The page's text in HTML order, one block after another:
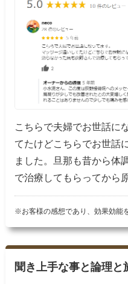
こちらで夫婦でお世話に
てたけどこちらでお世話
ました。旦那も昔から体
で治療してもらってから
※お客様の感想であり、効果効能
聞き上手な事と論理と